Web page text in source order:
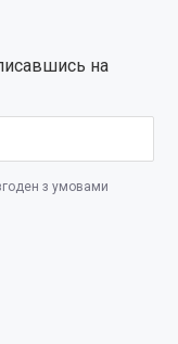
на
з умовами